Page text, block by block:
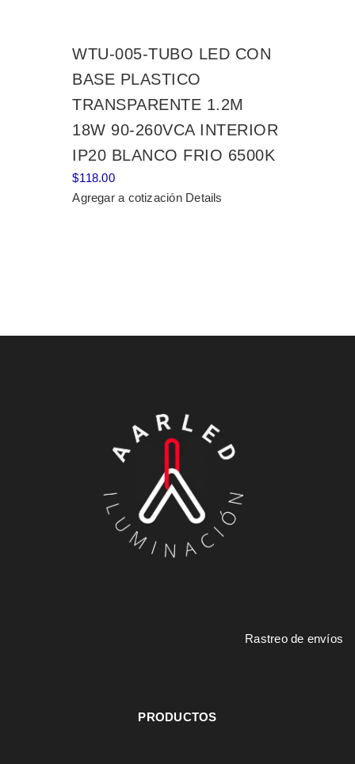
WTU-005-TUBO LED CON
BASE PLASTICO
TRANSPARENTE 1.2M
18W 90-260VCA INTERIOR
IP20 BLANCO FRIO 6500K
$118.00
Agregar a cotización Details
Rastreo de envíos
PRODUCTOS